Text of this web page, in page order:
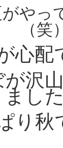
がやっ
（笑）
心配
が沢
まし
り秋